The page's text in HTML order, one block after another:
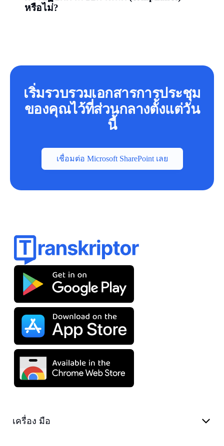
หรือไม่?
เริ่มรวบรวมเอกสารการประชุม
ของคุณไว้ที่ส่วนกลางตั้งแต่วัน
นี้
เชื่อมต่อ Microsoft SharePoint เลย
เครื่อง มือ